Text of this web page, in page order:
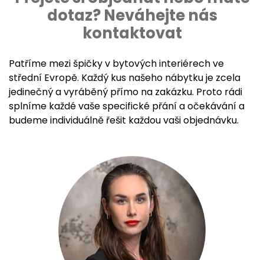
dotaz? Neváhejte nás
kontaktovat
Patříme mezi špičky v bytových interiérech ve
střední Evropě. Každý kus našeho nábytku je zcela
jedinečný a vyráběný přímo na zakázku. Proto rádi
splníme každé vaše specifické přání a očekávání a
budeme individuálně řešit každou vaši objednávku.